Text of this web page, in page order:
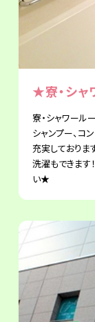
★寮・シ
寮・シャワール
シャンプー、コ
充実しておりま
洗濯もできます
い★